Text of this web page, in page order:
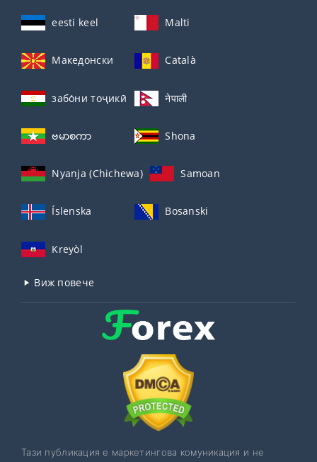
eesti keel Malti
Македонски Català
забо́ни тоҷикӣ́ नेपाली
ဗမာစကာ Shona
Nyanja (Chichewa) Samoan
Íslenska Bosanski
Kreyòl
Виж повече
Тази публикация е маркетингова комуникация и не